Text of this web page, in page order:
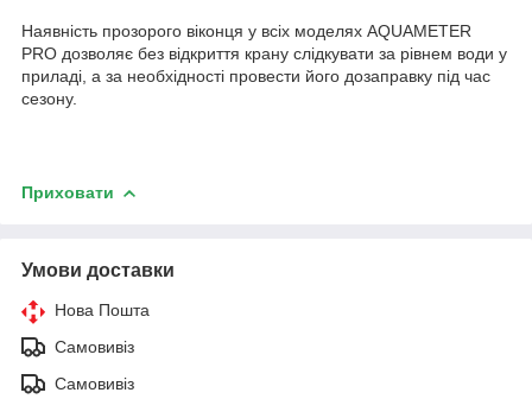
Наявність прозорого віконця у всіх моделях AQUAMETER
PRO дозволяє без відкриття крану слідкувати за рівнем води у
приладі, а за необхідності провести його дозаправку під час
сезону.
Приховати
Умови доставки
Нова Пошта
Самовивіз
Самовивіз